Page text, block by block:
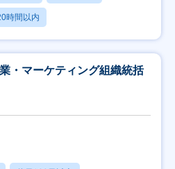
時間以内
・マーケティング組織統括